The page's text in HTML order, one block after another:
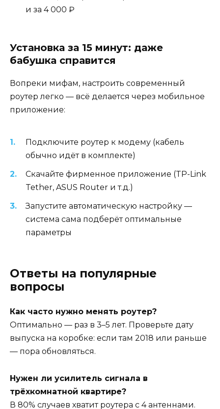
и за 4 000 ₽
Установка за 15 минут: даже
бабушка справится
Вопреки мифам, настроить современный
роутер легко — всё делается через мобильное
приложение:
Подключите роутер к модему (кабель
обычно идёт в комплекте)
Скачайте фирменное приложение (TP-Link
Tether, ASUS Router и т.д.)
Запустите автоматическую настройку —
система сама подберёт оптимальные
параметры
Ответы на популярные
вопросы
Как часто нужно менять роутер?
Оптимально — раз в 3–5 лет. Проверьте дату
выпуска на коробке: если там 2018 или раньше
— пора обновляться.
Нужен ли усилитель сигнала в
трёхкомнатной квартире?
В 80% случаев хватит роутера с 4 антеннами.